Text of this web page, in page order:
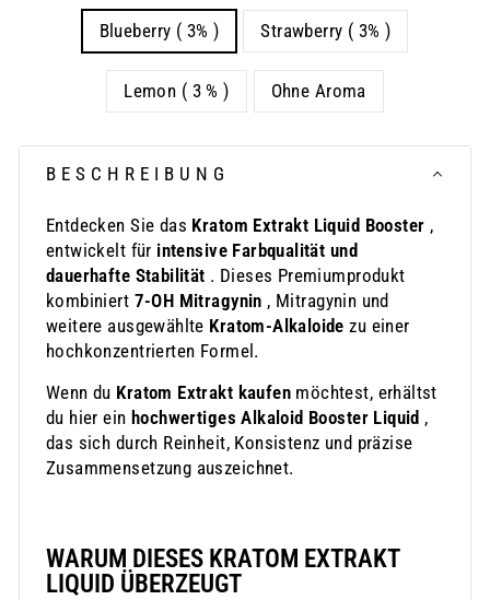
Blueberry ( 3% ) Strawberry ( 3% )
Lemon ( 3 % ) Ohne Aroma
BESCHREIBUNG
Entdecken Sie das Kratom Extrakt Liquid Booster ,
entwickelt für intensive Farbqualität und
dauerhafte Stabilität . Dieses Premiumprodukt
kombiniert 7-OH Mitragynin , Mitragynin und
weitere ausgewählte Kratom-Alkaloide zu einer
hochkonzentrierten Formel.
Wenn du Kratom Extrakt kaufen möchtest, erhältst
du hier ein hochwertiges Alkaloid Booster Liquid ,
das sich durch Reinheit, Konsistenz und präzise
Zusammensetzung auszeichnet.
WARUM DIESES KRATOM EXTRAKT
LIQUID ÜBERZEUGT